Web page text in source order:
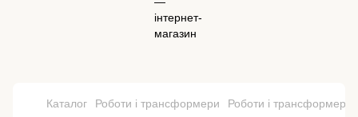
Каталог Роботи і трансформери Роботи і трансформери